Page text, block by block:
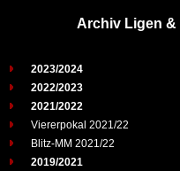
Archiv Ligen
2023/2024
2022/2023
2021/2022
Viererpokal 2021/22
Blitz-MM 2021/22
2019/2021